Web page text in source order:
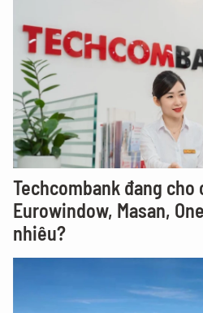
Techcombank đang
Eurowindow, Masan,
nhiêu?